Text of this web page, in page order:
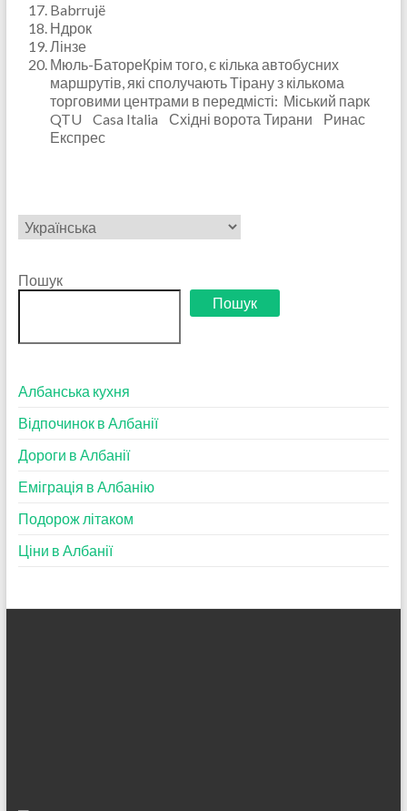
Babrrujë
Ндрок
Лінзе
Мюль-БатореКрім того, є кілька автобусних
маршрутів, які сполучають Тірану з кількома
торговими центрами в передмісті: Міський парк
QTU Casa Italia Східні ворота Тирани Ринас
Експрес
Вибрати
мову
Пошук
Пошук
Албанська кухня
Відпочинок в Албанії
Дороги в Албанії
Еміграція в Албанію
Подорож літаком
Ціни в Албанії